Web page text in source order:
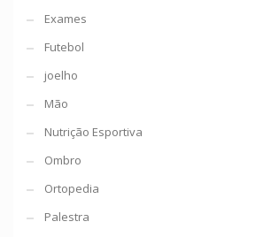
Exames
Futebol
joelho
Mão
Nutrição Esportiva
Ombro
Ortopedia
Palestra